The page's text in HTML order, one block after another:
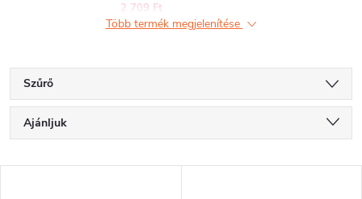
2 709 Ft
Több termék megjelenítése
Szűrő
Ajánljuk